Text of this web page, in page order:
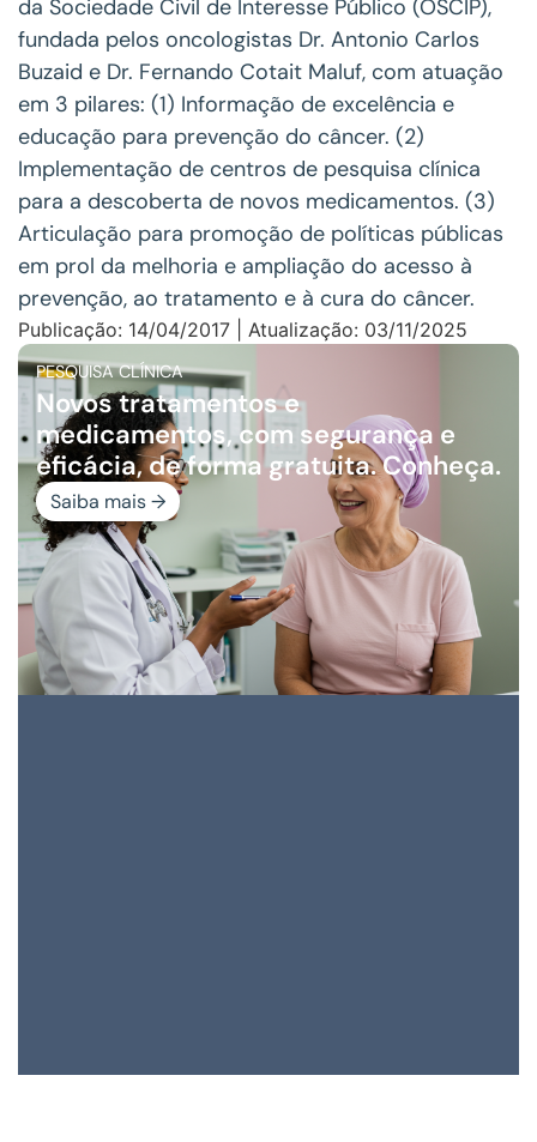
da Sociedade Civil de Interesse Público (OSCIP),
fundada pelos oncologistas Dr. Antonio Carlos
Buzaid e Dr. Fernando Cotait Maluf, com atuação
em 3 pilares: (1) Informação de excelência e
educação para prevenção do câncer. (2)
Implementação de centros de pesquisa clínica
para a descoberta de novos medicamentos. (3)
Articulação para promoção de políticas públicas
em prol da melhoria e ampliação do acesso à
prevenção, ao tratamento e à cura do câncer.
Publicação: 14/04/2017 | Atualização: 03/11/2025
PESQUISA CLÍNICA
Novos tratamentos e
medicamentos, com segurança e
eficácia, de forma gratuita. Conheça.
Saiba mais →